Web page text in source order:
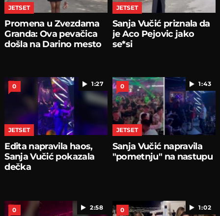
JETSET
Promena u Zvezdama
Granda: Ova pevačica
došla na Darino mesto
JETSET
Sanja Vučić priznala da
je Aco Pejovic jako
se*si
1:27
0
JETSET
Edita napravila haos,
Sanja Vučić pokazala
dečka
1:43
0
JETSET
Sanja Vučić napravila
"pometnju" na nastupu
2:58
0 1:02
0